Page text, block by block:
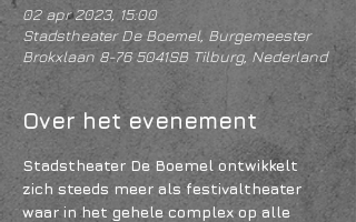
02 apr 2023, 15:00
Stadstheater De Boemel, Burgemeester
Brokxlaan 8-76 5041SB Tilburg, Nederland
Over het evenement
Stadstheater De Boemel ontwikkelt
zich steeds meer als festivaltheater
waar in het gehele complex op alle